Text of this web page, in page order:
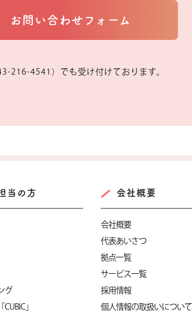
お問い合わせフォーム
4541）でも受け付けております。
当の方
グ
」
会社概要
会社概要
代表あいさつ
拠点一覧
サービス一覧
採用情報
個人情報の取扱いについて